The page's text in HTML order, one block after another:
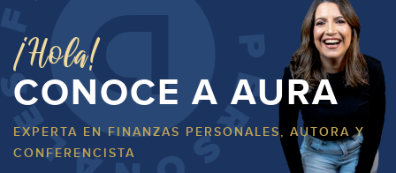
¡Hola!
CONOCE A AURA
EXPERTA EN FINANZAS PERSONALES, AUTORA Y
CONFERENCISTA